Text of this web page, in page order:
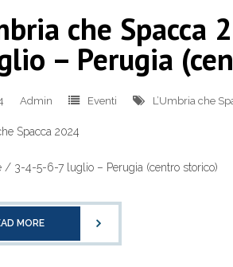
che
– Perugia
Admin Eventi L’Umbria che
Spacca 2024
/ 3-4-5-6-7 luglio – Perugia (centro storico)
MORE